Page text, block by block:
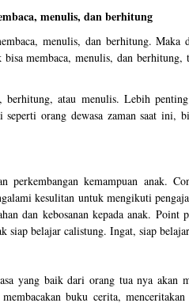
menulis, dan berhitung
menulis, dan berhitung.
bisa membaca, menulis, dan
berhitung, atau menulis. Lebih
orang dewasa zaman saat ini,
perkembangan kemampuan anak.
kesulitan untuk mengikuti
dan kebosanan kepada anak. Point
siap belajar calistung. Ingat, siap
yang baik dari orang tua nya akan
buku cerita,